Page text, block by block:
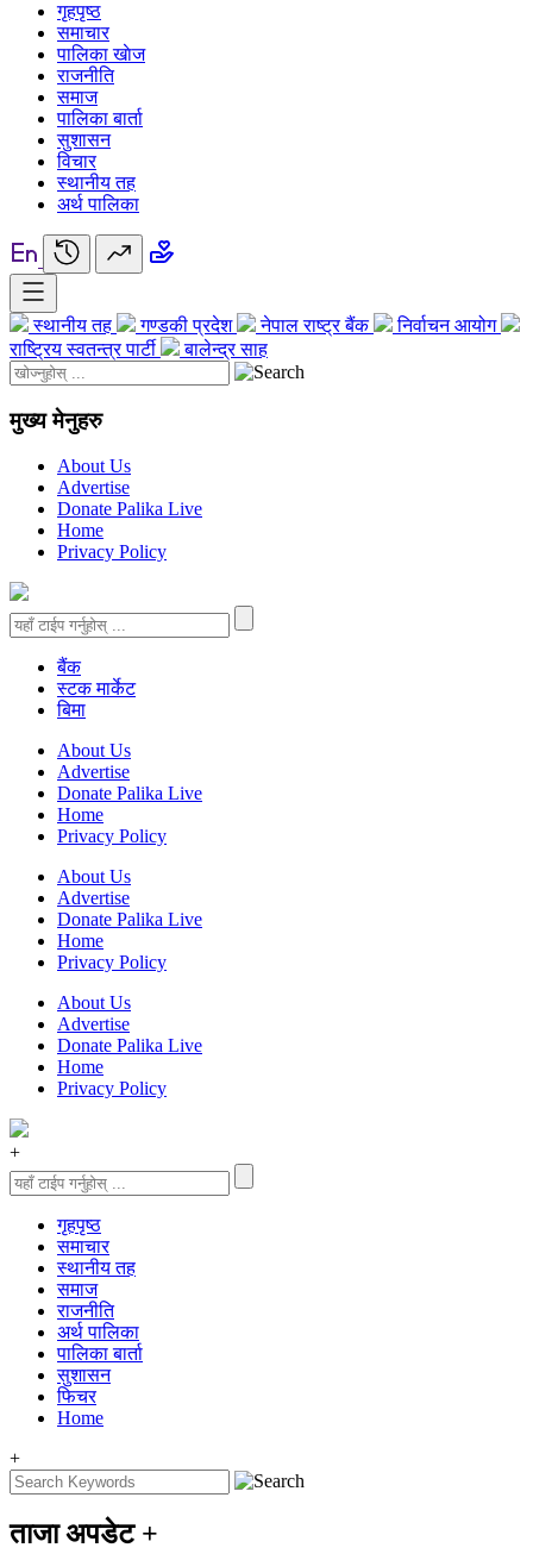
गृहपृष्ठ
समाचार
पालिका खाेज
राजनीति
समाज
पालिका बार्ता
सुशासन
विचार
स्थानीय तह
अर्थ पालिका
स्थानीय तह गण्डकी प्रदेश नेपाल राष्ट्र बैंक
निर्वाचन आयोग
राष्ट्रिय स्वतन्त्र पार्टी
बालेन्द्र साह
मुख्य मेनुहरु
About Us
Advertise
Donate Palika Live
Home
Privacy Policy
बैंक
स्टक मार्केट
बिमा
About Us
Advertise
Donate Palika Live
Home
Privacy Policy
About Us
Advertise
Donate Palika Live
Home
Privacy Policy
About Us
Advertise
Donate Palika Live
Home
Privacy Policy
+
गृहपृष्‍ठ
समाचार
स्थानीय तह
समाज
राजनीति
अर्थ पालिका
पालिका बार्ता
सुशासन
फिचर
Home
+
ताजा अपडेट +